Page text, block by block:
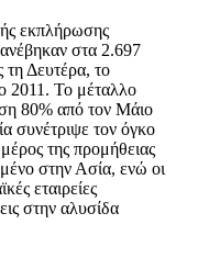
εκπλήρωσης
στα 2.697
τη Δευτέρα, το
2011. Το μέταλλο
80% από τον Μάιο
συνέτριψε τον όγκο
της προμήθειας
στην Ασία, ενώ οι
εταιρείες
στην αλυσίδα